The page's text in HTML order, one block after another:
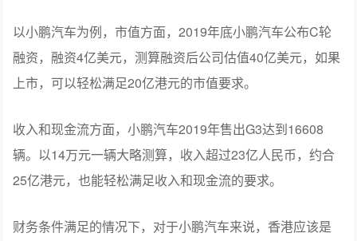
以小鹏汽车为例，市值方面，2019年底小鹏汽车公布C轮
融资，融资4亿美元，测算融资后公司估值40亿美元，如果
上市，可以轻松满足20亿港元的市值要求。
收入和现金流方面，小鹏汽车2019年售出G3达到16608
辆。以14万元一辆大略测算，收入超过23亿人民币，约合
25亿港元，也能轻松满足收入和现金流的要求。
财务条件满足的情况下，对于小鹏汽车来说，香港应该是